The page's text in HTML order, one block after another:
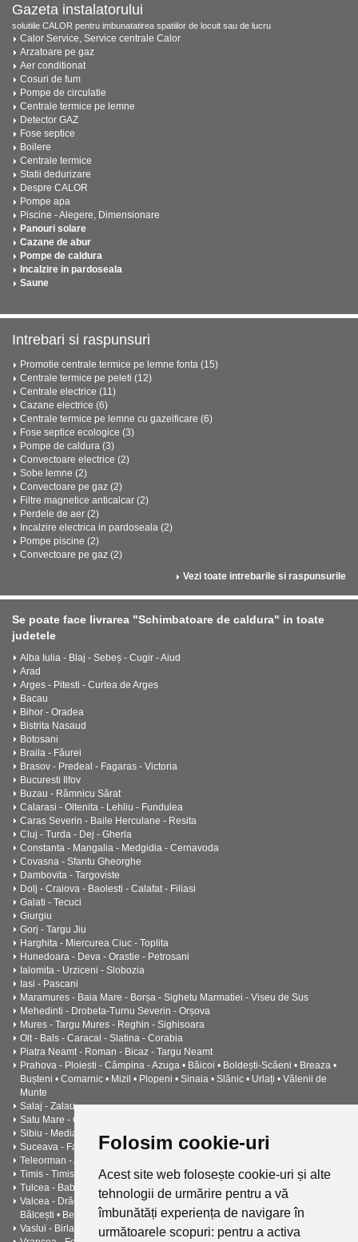
Folosim cookie-uri
Acest site web folosește cookie-uri și alte
tehnologii de urmărire pentru a vă
îmbunătăți experiența de navigare în
următoarele scopuri: pentru a activa
Gazeta instalatorului
solutiile CALOR pentru imbunatatirea spatiilor de locuit sau de lucru
Calor Service, Service centrale Calor
Arzatoare pe gaz
Aer conditionat
Cosuri de fum
Pompe de circulatie
Centrale termice pe lemne
Detector GAZ
Fose septice
Boilere
Centrale termice
Statii dedurizare
Despre CALOR
Pompe apa
Piscine - Alegere, Dimensionare
Panouri solare
Cazane de abur
Pompe de caldura
Incalzire in pardoseala
Saune
Intrebari si raspunsuri
Promotie centrale termice pe lemne fonta (15)
Centrale termice pe peleti (12)
Centrale electrice (11)
Cazane electrice (6)
Centrale termice pe lemne cu gazeificare (6)
Fose septice ecologice (3)
Pompe de caldura (3)
Convectoare electrice (2)
Sobe lemne (2)
Convectoare pe gaz (2)
Filtre magnetice anticalcar (2)
Perdele de aer (2)
Incalzire electrica in pardoseala (2)
Pompe piscine (2)
Convectoare pe gaz (2)
Vezi toate intrebarile si raspunsurile
Se poate face livrarea "Schimbatoare de caldura" in toate
judetele
Alba Iulia - Blaj - Sebeș - Cugir - Aiud
Arad
Arges - Pitesti - Curtea de Arges
Bacau
Bihor - Oradea
Bistrita Nasaud
Botosani
Braila - Făurei
Brasov - Predeal - Fagaras - Victoria
Bucuresti Ilfov
Buzau - Râmnicu Sărat
Calarasi - Oltenita - Lehliu - Fundulea
Caras Severin - Baile Herculane - Resita
Cluj - Turda - Dej - Gherla
Constanta - Mangalia - Medgidia - Cernavoda
Covasna - Sfantu Gheorghe
Dambovita - Targoviste
Dolj - Craiova - Baolesti - Calafat - Filiasi
Galati - Tecuci
Giurgiu
Gorj - Targu Jiu
Harghita - Miercurea Ciuc - Toplita
Hunedoara - Deva - Orastie - Petrosani
Ialomita - Urziceni - Slobozia
Iasi - Pascani
Maramures - Baia Mare - Borșa - Sighetu Marmatiei - Viseu de Sus
Mehedinti - Drobeta-Turnu Severin - Orșova
Mures - Targu Mures - Reghin - Sighisoara
Olt - Bals - Caracal - Slatina - Corabia
Piatra Neamt - Roman - Bicaz - Targu Neamt
Prahova - Ploiesti - Câmpina - Azuga • Băicoi • Boldești-Scăeni • Breaza •
Bușteni • Comarnic • Mizil • Plopeni • Sinaia • Slănic • Urlați • Vălenii de
Munte
Salaj - Zalau
Satu Mare - Carei
Sibiu - Medias
Suceava - Falticeni - Cimpulung
Teleorman - Alexandria - Turnu Măgurele - Zimnicea -
Timis - Timisoara - Lugoj
Tulcea - Babadag • Isaccea • Măcin • Sulina
Valcea - Drăgășani - Râmnicu Vâlcea - Băile Govora • Băile Olănești •
Bălcești • Berbești • Brezoi • Călimănești • Horezu • Ocnele Mari
Vaslui - Birlad - Husi - Negresti - Barlad